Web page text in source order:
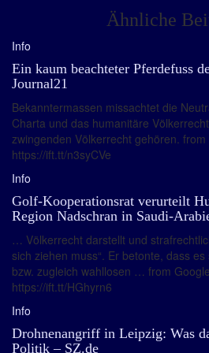
Ähnliche
Info
Ein kaum beachteter Pferdefuss
Journal21
Bekanntermassen missachtet die
Charta und das humanitäre
zwingenden Völkerrecht gehören.
https://ift.tt/n3syCVe
Info
Golf-Kooperationsrat verurteilt
Region Nadschran in Saudi-
… Völkerrecht darstellt und
sich ziehen muss“. Er betonte, dass
bzw. zugleich wahllosen … from
https://ift.tt/HGhyrn6
Info
Drohnenangriff in Leipzig: Was
Politik – SZ.de